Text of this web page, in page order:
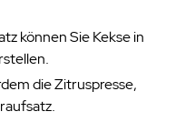
können Sie Kekse in
die Zitruspresse,